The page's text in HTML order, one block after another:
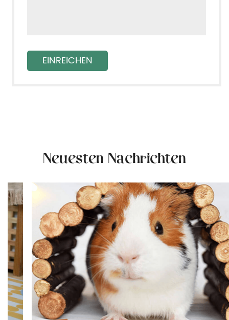
Neuesten Nachrichten